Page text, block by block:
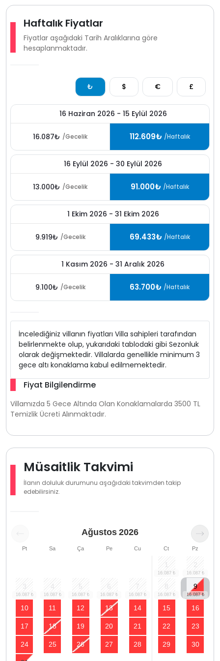
Haftalık Fiyatlar
Fiyatlar aşağıdaki Tarih Aralıklarına göre
hesaplanmaktadır.
₺ $ € £
16 Haziran 2026 - 15 Eylül 2026
16.087₺ /Gecelik 112.609₺ /Haftalık
16 Eylül 2026 - 30 Eylül 2026
13.000₺ /Gecelik 91.000₺ /Haftalık
1 Ekim 2026 - 31 Ekim 2026
9.919₺ /Gecelik 69.433₺ /Haftalık
1 Kasım 2026 - 31 Aralık 2026
9.100₺ /Gecelik 63.700₺ /Haftalık
İncelediğiniz villanın fiyatları Villa sahipleri tarafından
belirlenmekte olup, yukarıdaki tablodaki gibi Sezonluk
olarak değişmektedir. Villalarda genellikle minimum 3
gece altı konaklama kabul edilmemektedir.
Fiyat Bilgilendirme
Villamızda 5 Gece Altında Olan Konaklamalarda 3500 TL
Temizlik Ücreti Alınmaktadır.
Müsaitlik Takvimi
İlanın doluluk durumunu aşağıdaki takvimden takip
edebilirsiniz.
Ağustos 2026
Pt Sa Ça Pe Cu Ct Pz
1 2
3 4 5 6 7 8 9
10 11 12 13 14 15 16
17 18 19 20 21 22 23
24 25 26 27 28 29 30